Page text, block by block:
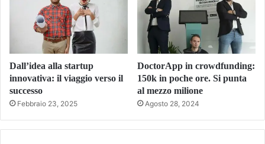
Dall’idea alla startup
innovativa: il viaggio verso il
successo
Febbraio 23, 2025
DoctorApp in crowdfunding:
150k in poche ore. Si punta
al mezzo milione
Agosto 28, 2024